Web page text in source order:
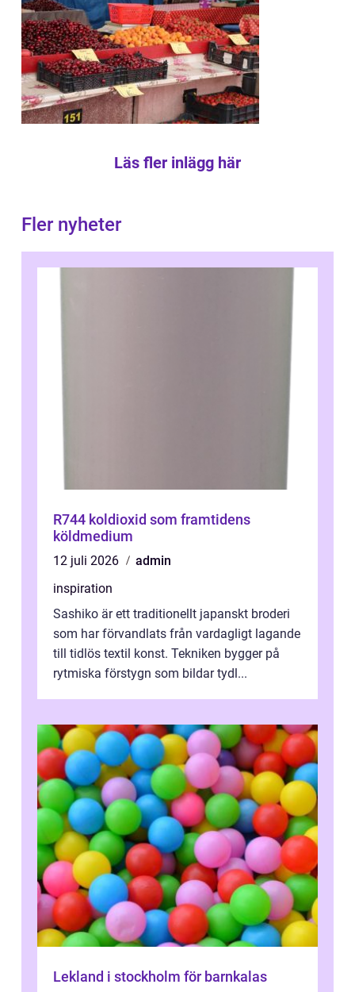
Läs fler inlägg här
Fler nyheter
R744 koldioxid som framtidens
köldmedium
12 juli 2026
admin
inspiration
Sashiko är ett traditionellt japanskt broderi
som har förvandlats från vardagligt lagande
till tidlös textil konst. Tekniken bygger på
rytmiska förstygn som bildar tydl...
Lekland i stockholm för barnkalas